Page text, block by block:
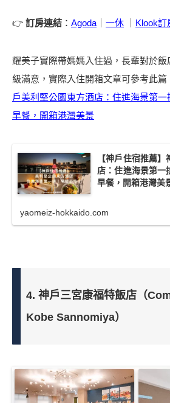
👉 訂房連結 ： Agoda 一休 Klook訂
耀美子實際帶媽媽入住過，長輩對於
級滿意，實際入住開箱文章可參考此篇
戶美利堅公園東方酒店：住進海景第
早餐，開箱港灣美景
【神戶住宿推薦
店：住進海景第一
早餐，開箱港灣美
yaomeiz-hokkaido.com
4. 神戶三宮康福特飯店（
Kobe Sannomiya）